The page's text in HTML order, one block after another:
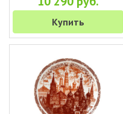
Купить